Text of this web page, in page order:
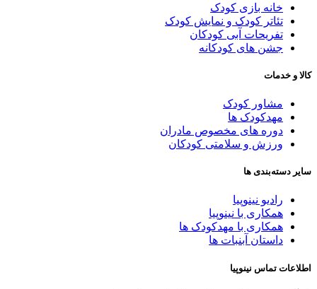
خانه بازی کودک
تئاتر کودک و نمایش کودک
تفریحات آبی کودکان
جشن های کودکانه
و خدمات
مشاور کودک
مهدکودک ها
دوره های مخصوص مادران
ورزش و سلامتی کودکان
دسته‌بندی ها
رادیو نینوپیا
همکاری با نینوپیا
همکاری با مهدکودک ها
داستان آبنبات ها
تماس نینوپیا